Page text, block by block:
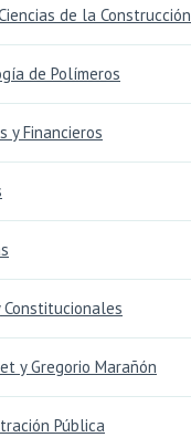
de la Construcción
de Polímeros
y Financieros
y Gregorio Marañón
Pública